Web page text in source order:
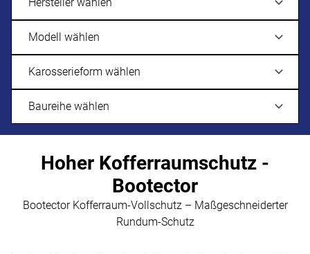
Hoher Kofferraumschutz -
Bootector
Bootector Kofferraum-Vollschutz – Maßgeschneiderter
Rundum-Schutz